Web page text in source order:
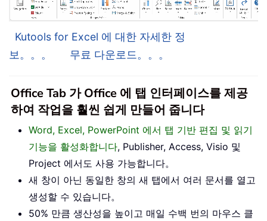
Kutools for Excel 에 대한 자세한 정
보。。。
무료 다운로드。。。
Office Tab 가 Office 에 탭 인터페이스를 제공
하여 작업을 훨씬 쉽게 만들어 줍니다
Word, Excel, PowerPoint 에서 탭 기반 편집 및 읽기
기능을 활성화합니다, Publisher, Access, Visio 및
Project 에서도 사용 가능합니다。
새 창이 아닌 동일한 창의 새 탭에서 여러 문서를 열고
생성할 수 있습니다。
50% 만큼 생산성을 높이고 매일 수백 번의 마우스 클